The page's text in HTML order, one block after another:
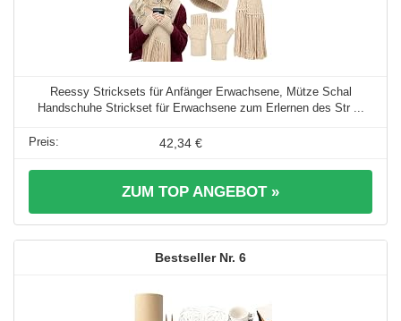
Reessy Stricksets für Anfänger Erwachsene, Mütze Schal
Handschuhe Strickset für Erwachsene zum Erlernen des Str ...
42,34 €
ZUM TOP ANGEBOT »
6